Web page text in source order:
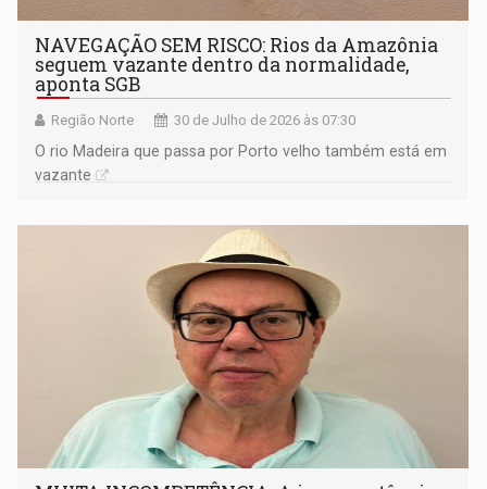
NAVEGAÇÃO SEM RISCO: Rios da Amazônia
seguem vazante dentro da normalidade,
aponta SGB
Região Norte 30 de Julho de 2026 às 07:30
O rio Madeira que passa por Porto velho também está em
vazante